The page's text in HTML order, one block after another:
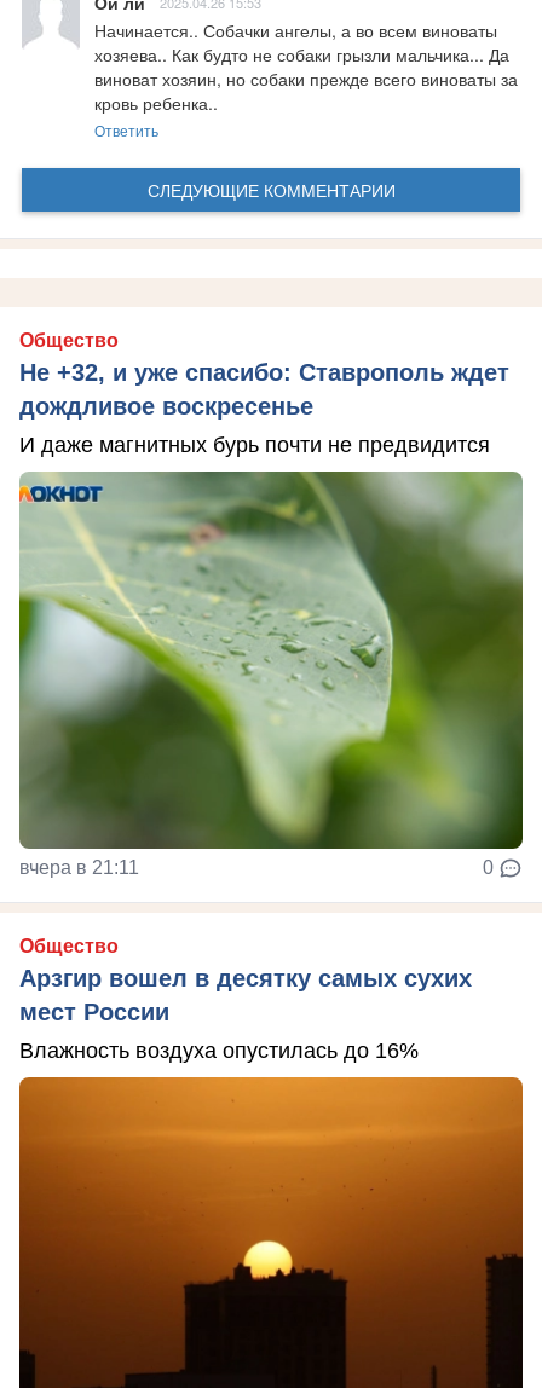
Начинается.. Собачки ангелы, а во всем виноваты
хозяева.. Как будто не собаки грызли мальчика... Да
виноват хозяин, но собаки прежде всего виноваты за
кровь ребенка..
Ответить
СЛЕДУЮЩИЕ КОММЕНТАРИИ
Общество
Не +32, и уже спасибо: Ставрополь ждет
дождливое воскресенье
И даже магнитных бурь почти не предвидится
вчера в 21:11 0
Общество
Арзгир вошел в десятку самых сухих
мест России
Влажность воздуха опустилась до 16%